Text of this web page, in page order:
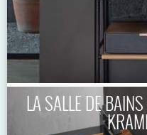
LA SALLE DE